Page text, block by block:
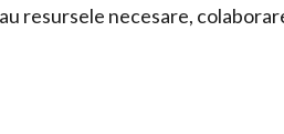
resursele necesare,